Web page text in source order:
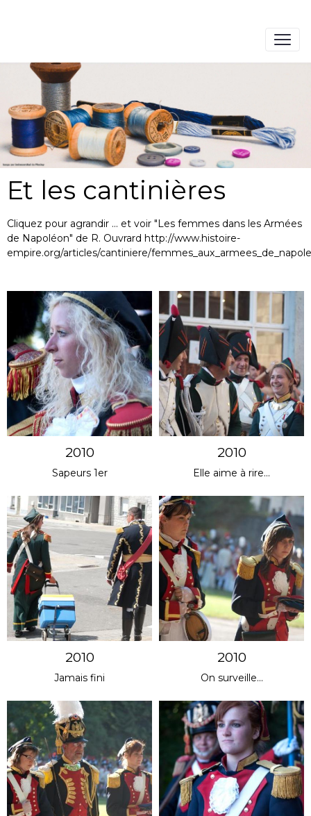
Et les cantinières
Cliquez pour agrandir ... et voir "Les femmes dans les Armées
de Napoléon" de R. Ouvrard http://www.histoire-
empire.org/articles/cantiniere/
2010
Sapeurs 1er
2010
Elle aime à rire...
2010
Jamais fini
2010
On surveille...